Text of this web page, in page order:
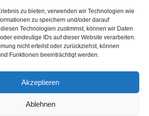
zu bieten, verwenden wir Technologien wie
zu speichern und/oder darauf
Technologien zustimmst, können wir Daten
eindeutige IDs auf dieser Website verarbeiten.
nicht erteilst oder zurückziehst, können
Funktionen beeinträchtigt werden.
Akzeptieren
Ablehnen
findest du die schönsten nachhaltigen
Veranstaltungen aus der Region. In unserem
Produkte für deinen Urlaub und Alltag.